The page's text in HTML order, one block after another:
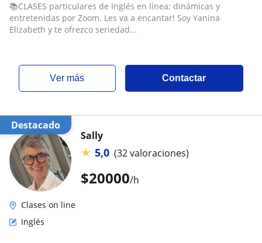
📚CLASES particulares de Inglés en línea; dinámicas y
entretenidas por Zoom. Les va a encantar! Soy Yanina
Elizabeth y te ofrezco seriedad...
ver más Contactar
Destacado
$20000/h
Sally
★ 5,0 (32 valoraciones)
Clases on line
Inglés